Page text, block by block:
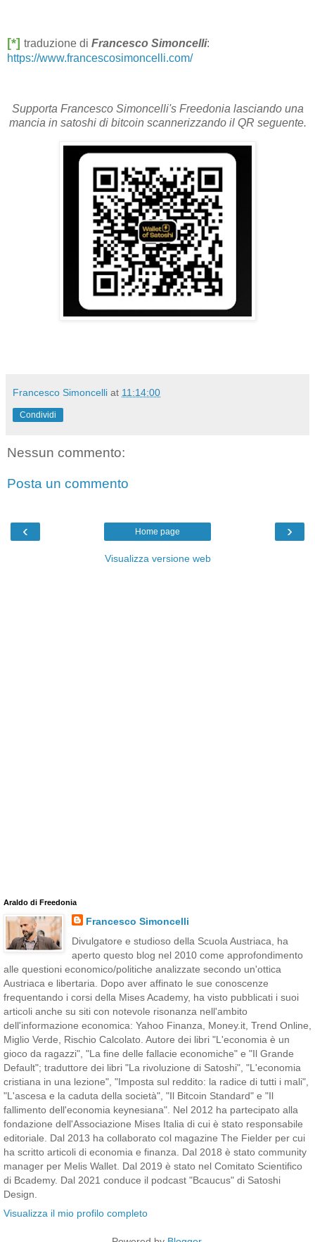
[*] traduzione di Francesco Simoncelli:
https://www.francescosimoncelli.com/
Supporta Francesco Simoncelli's Freedonia lasciando una
mancia in satoshi di bitcoin scannerizzando il QR seguente.
Francesco Simoncelli at 11:14:00
Condividi
Nessun commento:
Posta un commento
‹ ›
Home page
Visualizza versione web
Araldo di Freedonia
Francesco Simoncelli
Divulgatore e studioso della Scuola Austriaca, ha
aperto questo blog nel 2010 come approfondimento
alle questioni economico/politiche analizzate secondo un'ottica
Austriaca e libertaria. Dopo aver affinato le sue conoscenze
frequentando i corsi della Mises Academy, ha visto pubblicati i suoi
articoli anche su siti con notevole risonanza nell'ambito
dell'informazione economica: Yahoo Finanza, Money.it, Trend Online,
Miglio Verde, Rischio Calcolato. Autore dei libri "L'economia è un
gioco da ragazzi", "La fine delle fallacie economiche" e "Il Grande
Default"; traduttore dei libri "La rivoluzione di Satoshi", "L'economia
cristiana in una lezione", "Imposta sul reddito: la radice di tutti i mali",
"L'ascesa e la caduta della società", "Il Bitcoin Standard" e "Il
fallimento dell'economia keynesiana". Nel 2012 ha partecipato alla
fondazione dell'Associazione Mises Italia di cui è stato responsabile
editoriale. Dal 2013 ha collaborato col magazine The Fielder per cui
ha scritto articoli di economia e finanza. Dal 2018 è stato community
manager per Melis Wallet. Dal 2019 è stato nel Comitato Scientifico
di Bcademy. Dal 2021 conduce il podcast "Bcaucus" di Satoshi
Design.
Visualizza il mio profilo completo